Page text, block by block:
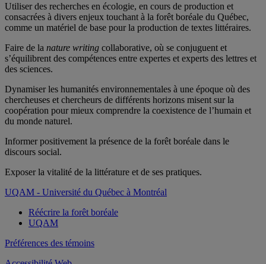
Utiliser des recherches en écologie, en cours de production et
consacrées à divers enjeux touchant à la forêt boréale du Québec,
comme un matériel de base pour la production de textes littéraires.
Faire de la nature writing collaborative, où se conjuguent et
s’équilibrent des compétences entre expertes et experts des lettres et
des sciences.
Dynamiser les humanités environnementales à une époque où des
chercheuses et chercheurs de différents horizons misent sur la
coopération pour mieux comprendre la coexistence de l’humain et
du monde naturel.
Informer positivement la présence de la forêt boréale dans le
discours social.
Exposer la vitalité de la littérature et de ses pratiques.
UQAM - Université du Québec à Montréal
Réécrire la forêt boréale
UQAM
Préférences des témoins